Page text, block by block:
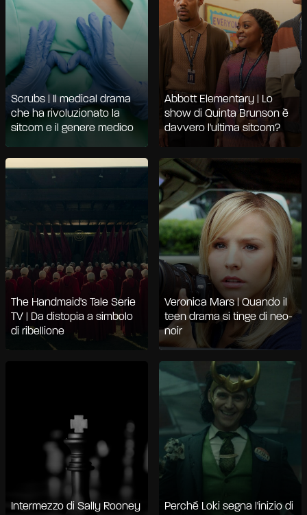
Scrubs | Il medical drama
che ha rivoluzionato la
sitcom e il genere medico
Abbott Elementary | Lo
show di Quinta Brunson è
davvero l'ultima sitcom?
The Handmaid's Tale Serie
TV | Da distopia a simbolo
di ribellione
Veronica Mars | Quando il
teen drama si tinge di neo-
noir
Intermezzo di Sally Rooney
Perché Loki segna l'inizio di